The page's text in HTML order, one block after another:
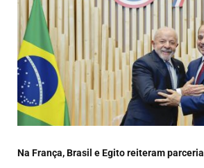
Na França, Brasil e Egito reiteram parceria